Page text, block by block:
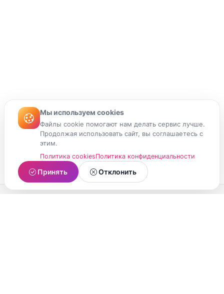
Мы используем cookies
Файлы cookie помогают нам делать сервис лучше.
Продолжая использовать сайт, вы соглашаетесь с
этим.
Политика cookiesПолитика конфиденциальности
Принять Отклонить